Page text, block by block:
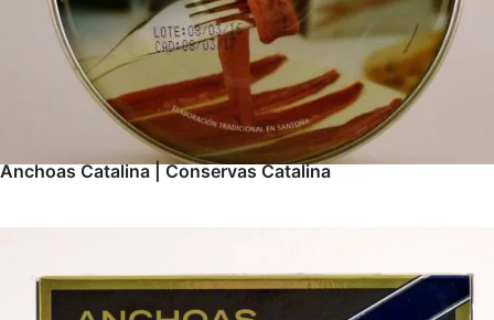
Anchoas Catalina | Conservas Catalina